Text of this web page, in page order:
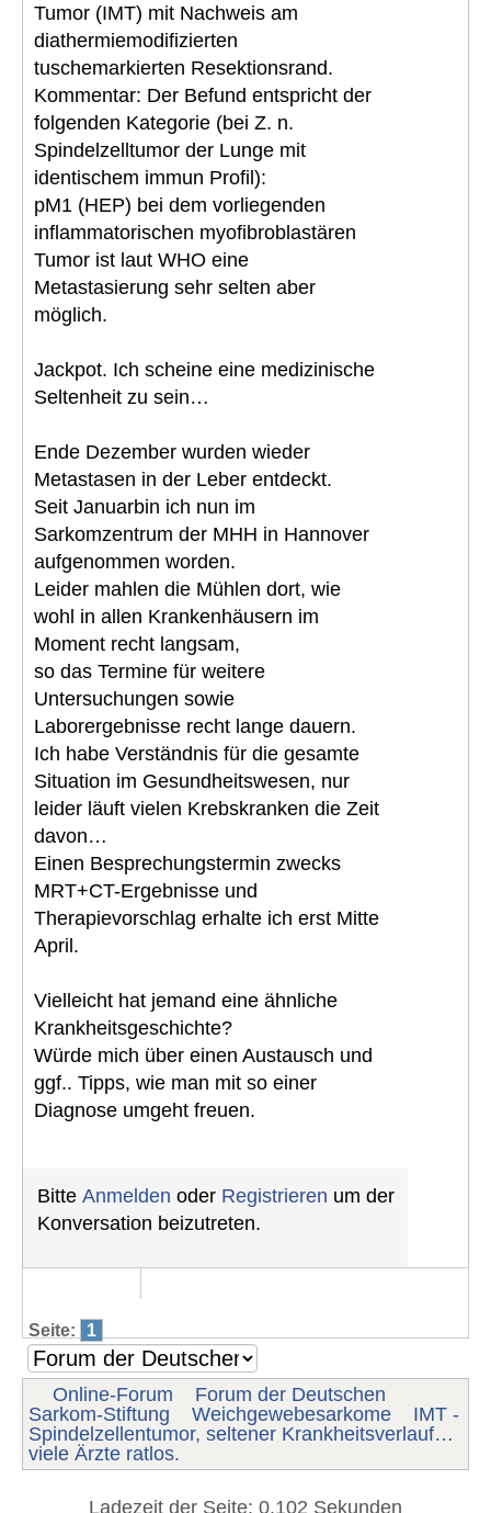
Tumor (IMT) mit Nachweis am
diathermiemodifizierten
tuschemarkierten Resektionsrand.
Kommentar: Der Befund entspricht der
folgenden Kategorie (bei Z. n.
Spindelzelltumor der Lunge mit
identischem immun Profil):
pM1 (HEP) bei dem vorliegenden
inflammatorischen myofibroblastären
Tumor ist laut WHO eine
Metastasierung sehr selten aber
möglich.
Jackpot. Ich scheine eine medizinische
Seltenheit zu sein…
Ende Dezember wurden wieder
Metastasen in der Leber entdeckt.
Seit Januarbin ich nun im
Sarkomzentrum der MHH in Hannover
aufgenommen worden.
Leider mahlen die Mühlen dort, wie
wohl in allen Krankenhäusern im
Moment recht langsam,
so das Termine für weitere
Untersuchungen sowie
Laborergebnisse recht lange dauern.
Ich habe Verständnis für die gesamte
Situation im Gesundheitswesen, nur
leider läuft vielen Krebskranken die Zeit
davon…
Einen Besprechungstermin zwecks
MRT+CT-Ergebnisse und
Therapievorschlag erhalte ich erst Mitte
April.
Vielleicht hat jemand eine ähnliche
Krankheitsgeschichte?
Würde mich über einen Austausch und
ggf.. Tipps, wie man mit so einer
Diagnose umgeht freuen.
Bitte Anmelden oder Registrieren um der
Konversation beizutreten.
Seite: 1
Online-Forum
Forum der Deutschen
Sarkom-Stiftung
Weichgewebesarkome
IMT -
Spindelzellentumor, seltener Krankheitsverlauf…
viele Ärzte ratlos.
Ladezeit der Seite: 0.102 Sekunden